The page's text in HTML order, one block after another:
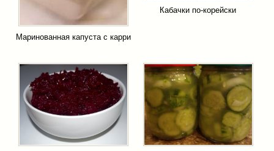
Маринованная капуста с карри
Кабачки по-корейски